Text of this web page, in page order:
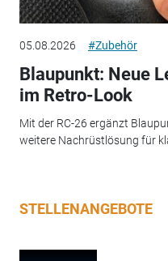
05.08.2026 #Zubehör
Blaupunkt: Neue
im Retro-Look
Mit der RC-26 ergänzt
weitere Nachrüstlösung für
STELLENANGEBOTE